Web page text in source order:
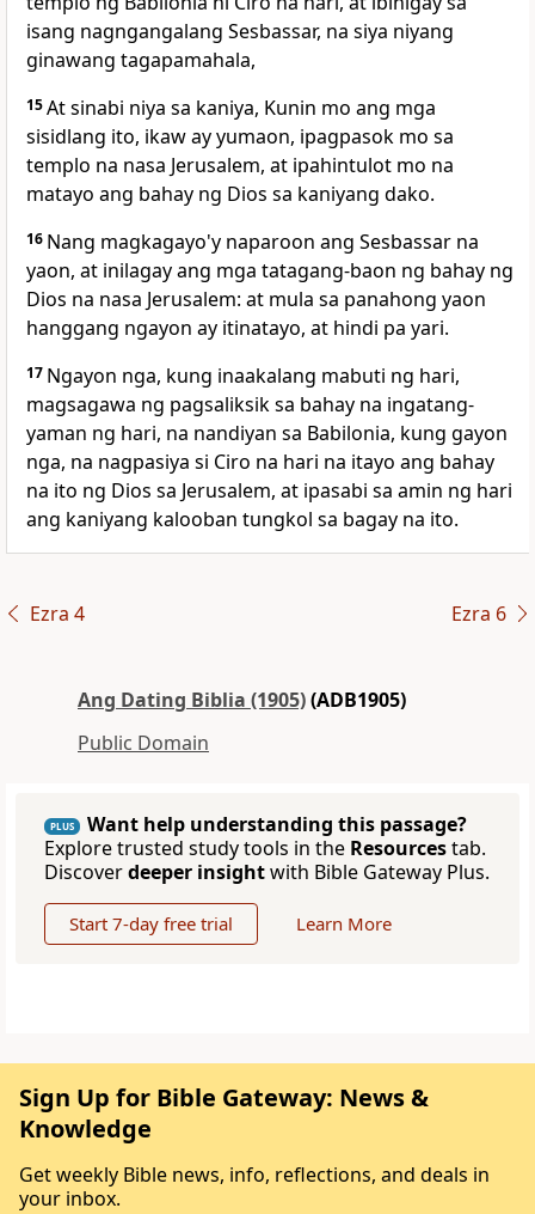
isang nagngangalang Sesbassar, na siya niyang
ginawang tagapamahala,
15At sinabi niya sa kaniya, Kunin mo ang mga
sisidlang ito, ikaw ay yumaon, ipagpasok mo sa
templo na nasa Jerusalem, at ipahintulot mo na
matayo ang bahay ng Dios sa kaniyang dako.
16 Nang magkagayo'y naparoon ang Sesbassar na
yaon, at inilagay ang mga tatagang-baon ng bahay ng
Dios na nasa Jerusalem: at mula sa panahong yaon
hanggang ngayon ay itinatayo, at hindi pa yari.
17 Ngayon nga, kung inaakalang mabuti ng hari,
magsagawa ng pagsaliksik sa bahay na ingatang-
yaman ng hari, na nandiyan sa Babilonia, kung gayon
nga, na nagpasiya si Ciro na hari na itayo ang bahay
na ito ng Dios sa Jerusalem, at ipasabi sa amin ng hari
ang kaniyang kalooban tungkol sa bagay na ito.
Ezra 4 Ezra 6
Ang Dating Biblia (1905)(ADB1905)
Public Domain
PLUS
Want help understanding this passage?
Explore trusted study tools in the Resourcestab.
Discoverdeeper insightwith Bible Gateway Plus.
Start 7-day free trial Learn More
Sign Up for Bible Gateway: News &
Knowledge
Get weekly Bible news, info, reflections, and deals in
your inbox.